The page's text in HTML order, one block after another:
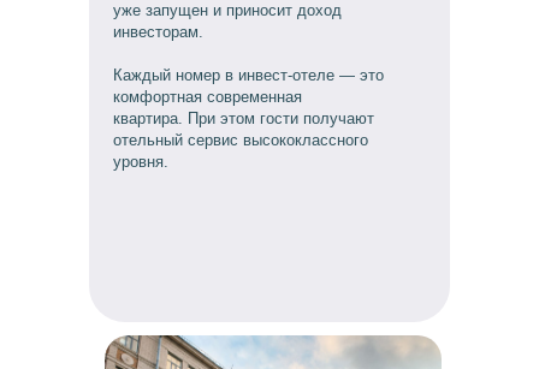
уже запущен и приносит доход
инвесторам.
Каждый номер в инвест-отеле — это
комфортная современная
квартира. При этом гости получают
отельный сервис высококлассного
уровня.